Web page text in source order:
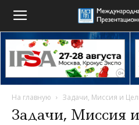
На главную Задачи, Миссия и
Задачи,